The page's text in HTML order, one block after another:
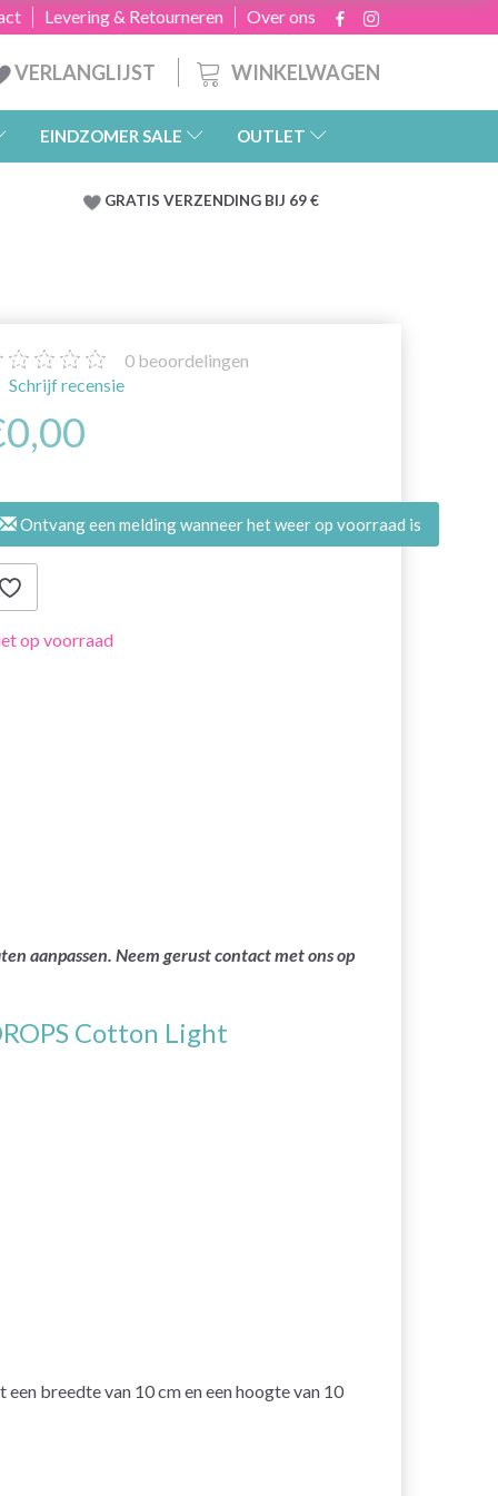
Over ons
Levering & Retourneren
WINKELWAGEN
VERLANGLIJST
EINDZOMER SALE OUTLET
GRATIS VERZENDING BIJ 69 €
0 beoordelingen
Schrijf recensie
Ontvang een melding wanneer het weer op voorraad is
op voorraad
aanpassen. Neem gerust contact met ons op
Cotton Light
breedte van 10 cm en een hoogte van 10